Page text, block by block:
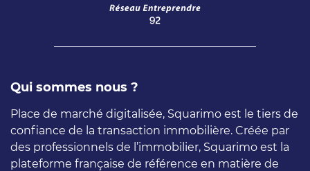
Qui sommes nous ?
Place de marché digitalisée, Squarimo est le tiers de
confiance de la transaction immobilière. Créée par
des professionnels de l’immobilier, Squarimo est la
plateforme française de référence en matière de